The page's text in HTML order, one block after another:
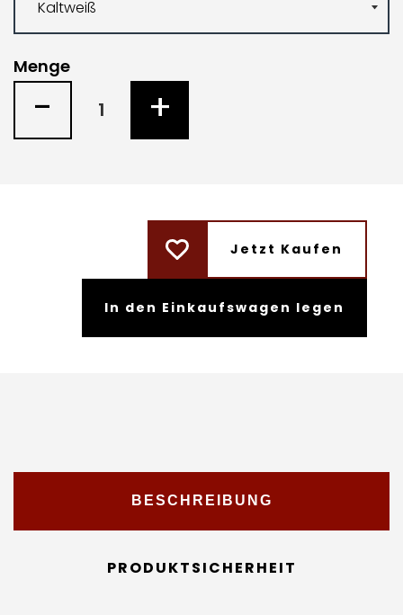
Menge
- +
Jetzt Kaufen
In den Einkaufswagen legen
BESCHREIBUNG
PRODUKTSICHERHEIT